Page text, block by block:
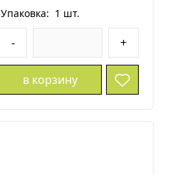
Упаковка: 1 шт.
- +
в корзину